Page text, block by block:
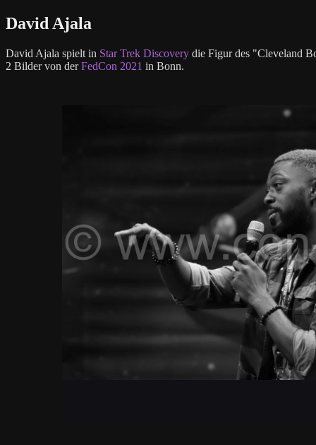
David Ajala
David Ajala spielt in Star Trek Discovery die Figur des "Cleveland
2 Bilder von derFedCon 2021 in Bonn.